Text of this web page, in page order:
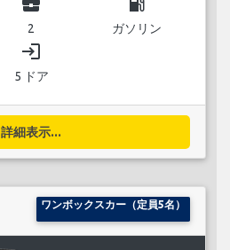
2 ガソリン
login
5 ドア
詳細表示...
ワンボックスカー（定員5名）